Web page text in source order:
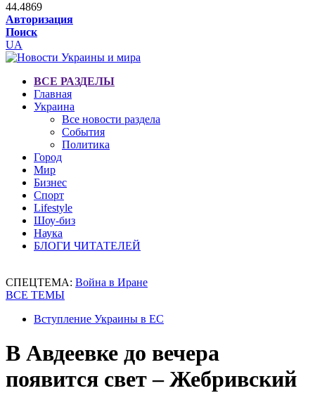
44.4869
Авторизация
Поиск
UA
ВСЕ РАЗДЕЛЫ
Главная
Украина
Все новости раздела
События
Политика
Город
Мир
Бизнес
Спорт
Lifestyle
Шоу-биз
Наука
БЛОГИ ЧИТАТЕЛЕЙ
СПЕЦТЕМА: Война в Иране
ВСЕ ТЕМЫ
Вступление Украины в ЕС
В Авдеевке до вечера
появится свет – Жебривский